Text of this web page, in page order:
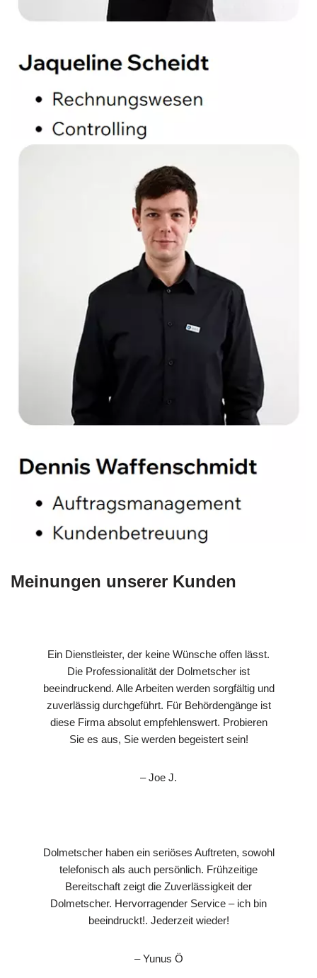
Meinungen unserer Kunden
Ein Dienstleister, der keine Wünsche offen lässt.
Die Professionalität der Dolmetscher ist
beeindruckend. Alle Arbeiten werden sorgfältig und
zuverlässig durchgeführt. Für Behördengänge ist
diese Firma absolut empfehlenswert. Probieren
Sie es aus, Sie werden begeistert sein!
– Joe J.
Dolmetscher haben ein seriöses Auftreten, sowohl
telefonisch als auch persönlich. Frühzeitige
Bereitschaft zeigt die Zuverlässigkeit der
Dolmetscher. Hervorragender Service – ich bin
beeindruckt!. Jederzeit wieder!
– Yunus Ö